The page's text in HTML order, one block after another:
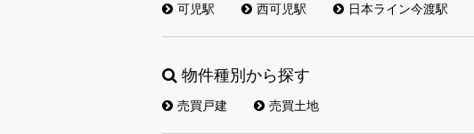
可児駅 西可児駅 日本ライン今渡駅
物件種別から探す
売買戸建 売買土地